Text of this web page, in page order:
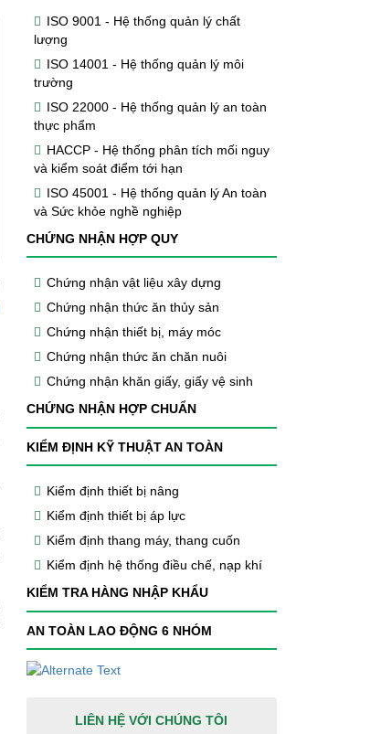
ISO 9001 - Hệ thống quản lý chất
lượng
ISO 14001 - Hệ thống quản lý môi
trường
ISO 22000 - Hệ thống quản lý an toàn
thực phẩm
HACCP - Hệ thống phân tích mối nguy
và kiểm soát điểm tới hạn
ISO 45001 - Hệ thống quản lý An toàn
và Sức khỏe nghề nghiệp
CHỨNG NHẬN HỢP QUY
Chứng nhận vật liệu xây dựng
Chứng nhận thức ăn thủy sản
Chứng nhận thiết bị, máy móc
Chứng nhận thức ăn chăn nuôi
Chứng nhận khăn giấy, giấy vệ sinh
CHỨNG NHẬN HỢP CHUẨN
KIỂM ĐỊNH KỸ THUẬT AN TOÀN
Kiểm định thiết bị nâng
Kiểm định thiết bị áp lực
Kiểm định thang máy, thang cuốn
Kiểm định hệ thống điều chế, nạp khí
KIỂM TRA HÀNG NHẬP KHẨU
AN TOÀN LAO ĐỘNG 6 NHÓM
LIÊN HỆ VỚI CHÚNG TÔI